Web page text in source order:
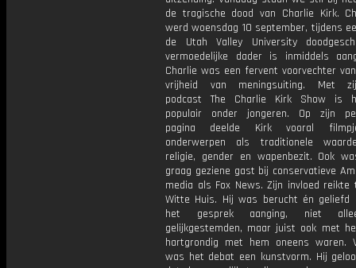
de tragische dood van Charlie Kirk.
werd woensdag 10 september, tijdens
de Utah Valley University
vermoedelijke dader is inmiddels
Charlie was een fervent voorvechter
vrijheid van meningsuiting. Met
podcast The Charlie Kirk Show is
populair onder jongeren. Op zijn
pagina deelde Kirk vooral
onderwerpen als traditionele
religie, gender en wapenbezit. Ook
graag geziene gast bij conservatieve
media als Fox News. Zijn invloed
Witte Huis. Hij was berucht én geliefd
het gesprek aanging, niet
gelijkgestemden, maar juist ook met
hartgrondig met hem oneens waren.
was het debat een kunstvorm. Hij